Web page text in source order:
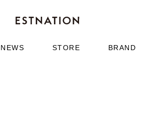
NEWS STORE BRAND